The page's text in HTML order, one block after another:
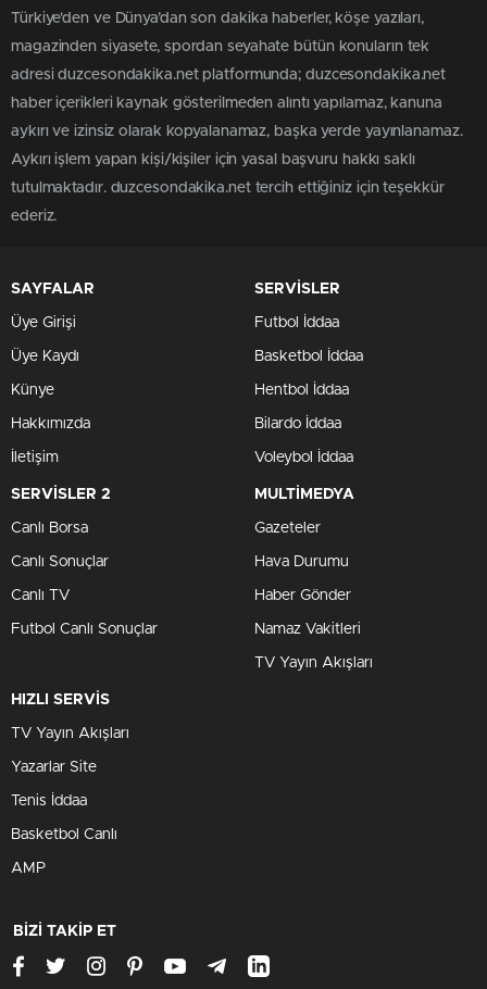
Türkiye'den ve Dünya’dan son dakika haberler, köşe yazıları,
magazinden siyasete, spordan seyahate bütün konuların tek
adresi duzcesondakika.net platformunda; duzcesondakika.net
haber içerikleri kaynak gösterilmeden alıntı yapılamaz, kanuna
aykırı ve izinsiz olarak kopyalanamaz, başka yerde yayınlanamaz.
Aykırı işlem yapan kişi/kişiler için yasal başvuru hakkı saklı
tutulmaktadır. duzcesondakika.net tercih ettiğiniz için teşekkür
ederiz.
SAYFALAR
Üye Girişi
Üye Kaydı
Künye
Hakkımızda
İletişim
SERVİSLER
Futbol İddaa
Basketbol İddaa
Hentbol İddaa
Bilardo İddaa
Voleybol İddaa
SERVİSLER 2
Canlı Borsa
Canlı Sonuçlar
Canlı TV
Futbol Canlı Sonuçlar
MULTİMEDYA
Gazeteler
Hava Durumu
Haber Gönder
Namaz Vakitleri
TV Yayın Akışları
HIZLI SERVİS
TV Yayın Akışları
Yazarlar Site
Tenis İddaa
Basketbol Canlı
AMP
BİZİ TAKİP ET